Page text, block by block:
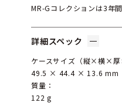
MR-Gコレクションは3年間
詳細スペック
ケースサイズ（縦×横×厚
49.5 × 44.4 × 13.6 mm
質量：
122 g